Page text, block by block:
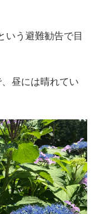
いう避難勧告で目
昼には晴れてい